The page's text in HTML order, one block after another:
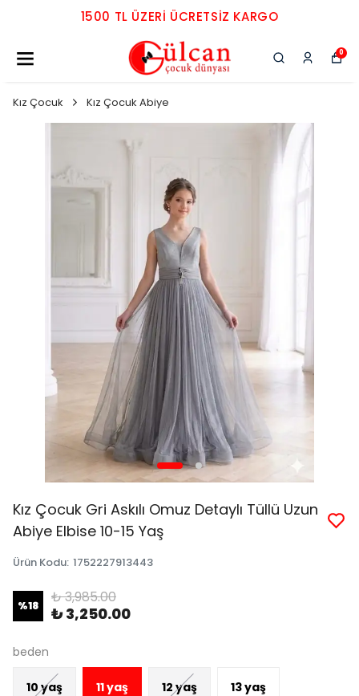
1500 TL ÜZERI ÜCRETSIZ KARGO
0
Kız Çocuk Kız Çocuk Abiye
Kız Çocuk Gri Askılı Omuz Detaylı Tüllü Uzun
Abiye Elbise 10-15 Yaş
Ürün Kodu: 1752227913443
%18 ₺ 3,985.00
₺ 3,250.00
beden
10 yaş 11 yaş 12 yaş 13 yaş